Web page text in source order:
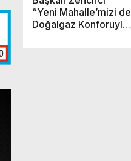
“Yeni Mahalle’mizi de
Doğalgaz Konforuyla